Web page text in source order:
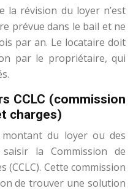
la révision du loyer n’est
prévue dans le bail et ne
par an. Le locataire doit
par le propriétaire, qui
CCLC (commission
charges)
du loyer ou des
la Commission de
(CCLC). Cette commission
de trouver une solution